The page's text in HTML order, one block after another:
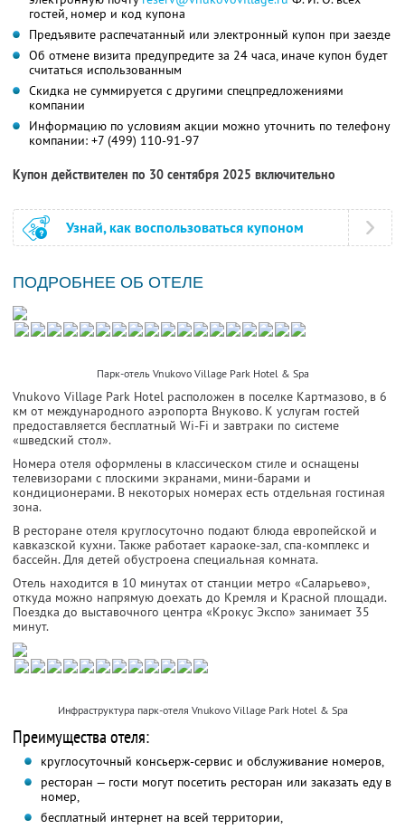
гостей, номер и код купона
Предъявите распечатанный или электронный купон при заезде
Об отмене визита предупредите за 24 часа, иначе купон будет
считаться использованным
Скидка не суммируется с другими спецпредложениями
компании
Информацию по условиям акции можно уточнить по телефону
компании: +7 (499) 110-91-97
Купон действителен по 30 сентября 2025 включительно
Узнай, как воспользоваться купоном
ПОДРОБНЕЕ ОБ ОТЕЛЕ
Парк-отель Vnukovo Village Park Hotel & Spa
Vnukovo Village Park Hotel расположен в поселке Картмазово, в 6
км от международного аэропорта Внуково. К услугам гостей
предоставляется бесплатный Wi-Fi и завтраки по системе
«шведский стол».
Номера отеля оформлены в классическом стиле и оснащены
телевизорами с плоскими экранами, мини-барами и
кондиционерами. В некоторых номерах есть отдельная гостиная
зона.
В ресторане отеля круглосуточно подают блюда европейской и
кавказской кухни. Также работает караоке-зал, спа-комплекс и
бассейн. Для детей обустроена специальная комната.
Отель находится в 10 минутах от станции метро «Саларьево»,
откуда можно напрямую доехать до Кремля и Красной площади.
Поездка до выставочного центра «Крокус Экспо» занимает 35
минут.
Инфраструктура парк-отеля Vnukovo Village Park Hotel & Spa
Преимущества отеля:
круглосуточный консьерж-сервис и обслуживание номеров,
ресторан — гости могут посетить ресторан или заказать еду в
номер,
бесплатный интернет на всей территории,